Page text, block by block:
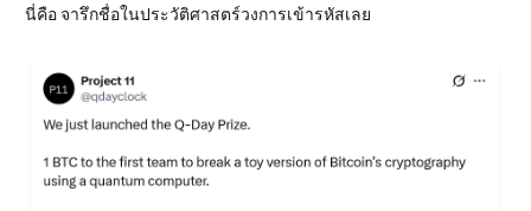
นี่คือ จารึกชื่อในประวัติศาสตร์วงการเข้ารหัสเลย